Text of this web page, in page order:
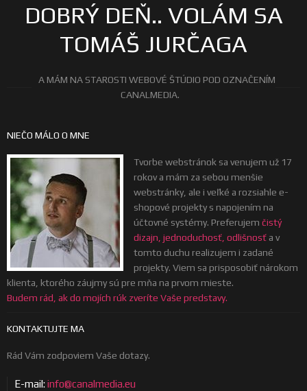
DOBRÝ DEŇ.. VOLÁM SA
TOMÁŠ JURČAGA
A MÁM NA STAROSTI WEBOVÉ ŠTÚDIO POD OZNAČENÍM
CANALMEDIA.
NIEČO MÁLO O MNE
Tvorbe webstránok sa venujem už 17
rokov a mám za sebou menšie
webstránky, ale i veľké a rozsiahle e-
shopové projekty s napojením na
účtovné systémy. Preferujem čistý
dizajn, jednoduchosť, odlišnosť a v
tomto duchu realizujem i zadané
projekty. Viem sa prisposobiť nárokom
klienta, ktorého záujmy sú pre mňa na prvom mieste.
Budem rád, ak do mojích rúk zveríte Vaše predstavy.
KONTAKTUJTE MA
Rád Vám zodpoviem Vaše dotazy.
E-mail:info@canalmedia.eu